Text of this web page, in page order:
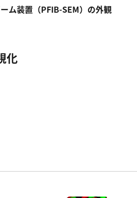
ム装置（PFIB-SEM）の外観
化